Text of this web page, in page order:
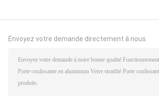
Envoyez votre demande directement à nous